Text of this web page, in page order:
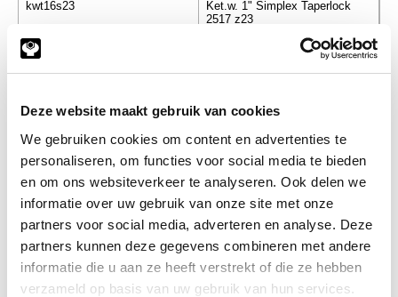
Deze website maakt gebruik van cookies
We gebruiken cookies om content en advertenties te
personaliseren, om functies voor social media te bieden
en om ons websiteverkeer te analyseren. Ook delen we
informatie over uw gebruik van onze site met onze
partners voor social media, adverteren en analyse. Deze
partners kunnen deze gegevens combineren met andere
informatie die u aan ze heeft verstrekt of die ze hebben
verzameld op basis van uw gebruik van hun services.
kwt16s23
Ket.w. 1" Simplex Taperlock
2517 z23
Info
kwt16s24
Ket.w. 1" Simplex Taperlock
2517 z24
Info Stuks
-